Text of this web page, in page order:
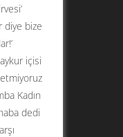
diye bize
içisi
etmiyoruz
Kadın
dedi